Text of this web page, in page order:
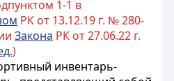
1-1 в
РК от 13.12.19 г. № 280-
Закона РК от 27.06.22 г.
)
инвентарь-